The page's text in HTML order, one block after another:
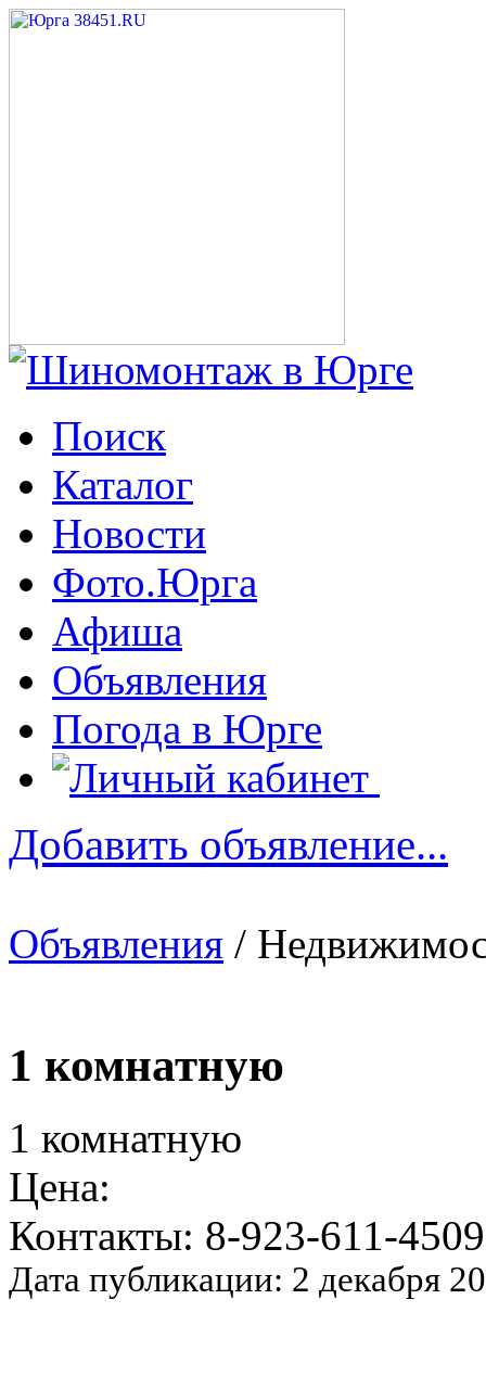
Поиск
Каталог
Новости
Фото.Юрга
Афиша
Объявления
Погода в Юрге
Добавить объявление...
Объявления /
1 комнатную
1 комнатную
Цена:
Контакты: 8-923-611-
Дата публикации: 2 декабря